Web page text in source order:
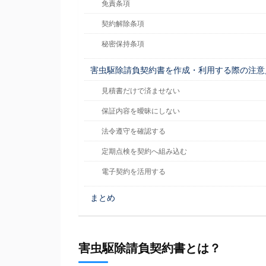
免責条項
契約解除条項
秘密保持条項
害虫駆除請負契約書を作成・利用する際の注
見積書だけで済ませない
保証内容を曖昧にしない
法令遵守を確認する
定期点検を契約へ組み込む
電子契約を活用する
まとめ
害虫駆除請負契約書とは？